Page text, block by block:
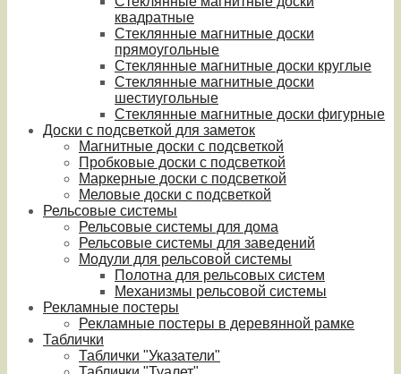
квадратные
Стеклянные магнитные доски
прямоугольные
Стеклянные магнитные доски круглые
Стеклянные магнитные доски
шестиугольные
Стеклянные магнитные доски фигурные
Доски с подсветкой для заметок
Магнитные доски с подсветкой
Пробковые доски с подсветкой
Маркерные доски с подсветкой
Меловые доски с подсветкой
Рельсовые системы
Рельсовые системы для дома
Рельсовые системы для заведений
Модули для рельсовой системы
Полотна для рельсовых систем
Механизмы рельсовой системы
Рекламные постеры
Рекламные постеры в деревянной рамке
Таблички
Таблички "Указатели"